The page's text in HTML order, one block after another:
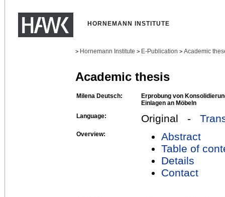
HORNEMANN INSTITUTE
> Hornemann Institute > E-Publication > Academic
Academic thesis
Milena Deutsch:
Erprobung von
Einlagen an Möbeln
Language:
Original -
Overview:
Abstract
Table of
Details
Contact